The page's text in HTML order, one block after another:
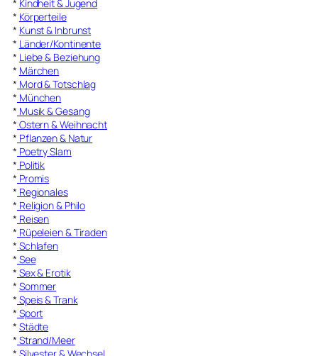
* Kindheit & Jugend
* Körperteile
* Kunst & Inbrunst
* Länder/Kontinente
* Liebe & Beziehung
* Märchen
* Mord & Totschlag
* München
* Musik & Gesang
* Ostern & Weihnacht
* Pflanzen & Natur
* Poetry Slam
* Politik
* Promis
* Regionales
* Religion & Philo
* Reisen
* Rüpeleien & Tiraden
* Schlafen
* See
* Sex & Erotik
* Sommer
* Speis & Trank
* Sport
* Städte
* Strand/Meer